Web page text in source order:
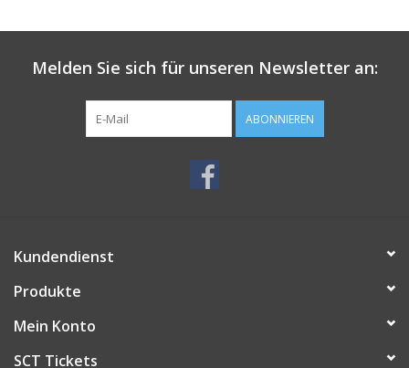
Melden Sie sich für unseren Newsletter an:
ABONNIEREN
Kundendienst
Produkte
Mein Konto
SCT Tickets